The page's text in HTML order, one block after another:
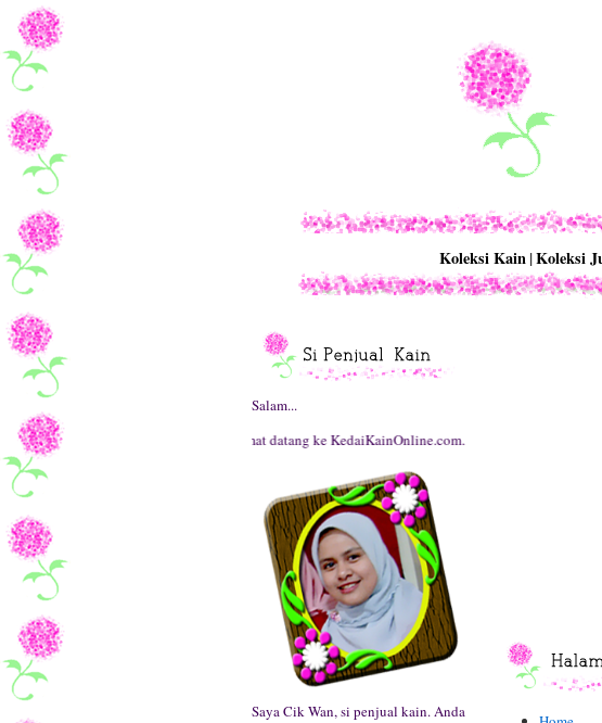
Koleksi Kain|Koleksi
Salam...
Selamat datang ke KedaiKainOnline.com.
Saya Cik Wan, si penjual kain. Anda